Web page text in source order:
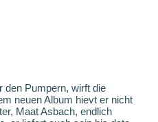
den Pumpern, wirft die
neuen Album hievt er nicht
Maat Asbach, endlich